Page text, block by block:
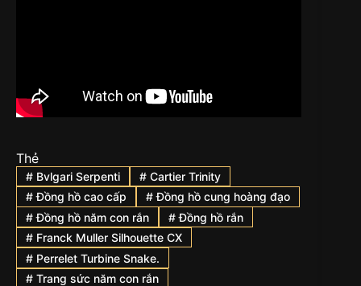
Thẻ
#Bvlgari Serpenti #Cartier Trinity
#Đồng hồ cao cấp #Đồng hồ cung hoàng đạo
#Đồng hồ năm con rắn #Đồng hồ rắn
#Franck Muller Silhouette CX
#Perrelet Turbine Snake.
#Trang sức năm con rắn